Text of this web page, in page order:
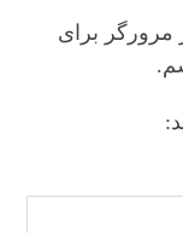
مرورگر برای